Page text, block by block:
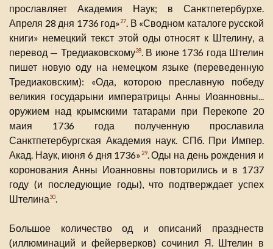
прославляет Академия Наук; в Санктпетербурхе.
Апреля 28 дня 1736 год»27. В «Сводном каталоге русской
книги» немецкий текст этой оды относят к Штелину, а
перевод — Тредиаковскому28. В июне 1736 года Штелин
пишет новую оду на немецком языке (переведенную
Тредиаковским): «Ода, которою преславную победу
великия государыни императрицы Анны Иоанновны...
оружием над крымскими татарами при Перекопе 20
маия 1736 года полученную прославила
Санктпетербургская Академия наук. СПб. При Импер.
Акад. Наук, июня 6 дня 1736» 29. Оды на день рождения и
коронования Анны Иоанновны повторились и в 1737
году (и последующие годы), что подтверждает успех
Штелина30.
Большое количество од и описаний празднеств
(иллюминаций и фейерверков) сочинил Я. Штелин в